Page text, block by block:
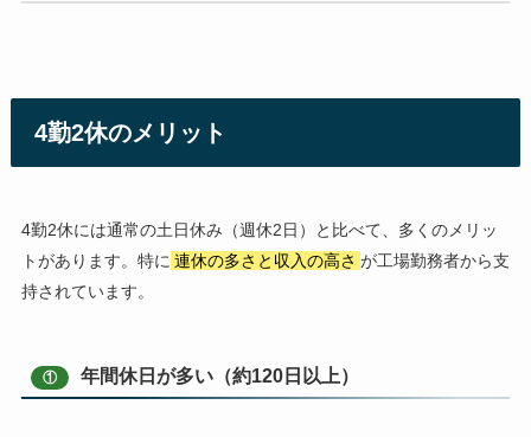
4勤2休のメリット
4勤2休には通常の土日休み（週休2日）と比べて、多くのメリッ
トがあります。特に 連休の多さと収入の高さ が工場勤務者から支
持されています。
① 年間休日が多い（約120日以上）